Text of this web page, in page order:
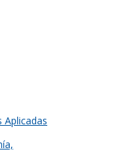
Aplicadas